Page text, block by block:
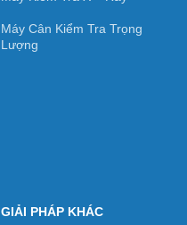
Máy Cân Kiểm Tra Trọng
Lượng
GIẢI PHÁP KHÁC